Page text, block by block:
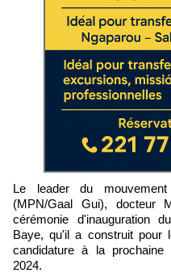
Le leader du mouvement national patriotique Gaal Gui
(MPN/Gaal Gui), docteur
cérémonie d'inauguration
Baye, qu'il a construit pour
candidature à la prochaine
2024.